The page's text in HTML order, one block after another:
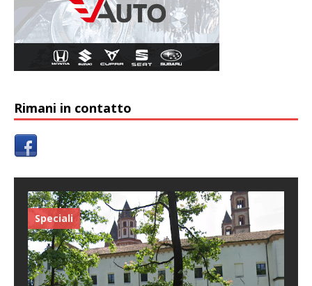
Rimani in contatto
Speciali